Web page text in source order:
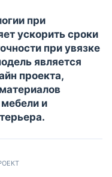
при
ускорить сроки
при увязке
является
проекта,
и